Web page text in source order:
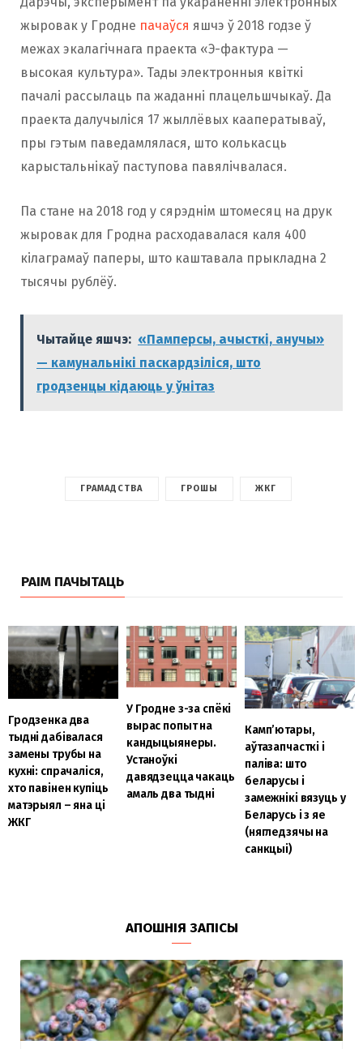
жыровак у Гродне пачаўся яшчэ ў 2018 годзе ў
межах экалагічнага праекта «Э-фактура —
высокая культура». Тады электронныя квіткі
пачалі рассылаць па жаданні плацельшчыкаў. Да
праекта далучыліся 17 жыллёвых кааператываў,
пры гэтым паведамлялася, што колькасць
карыстальнікаў паступова павялічвалася.
Па стане на 2018 год у сярэднім штомесяц на друк
жыровак для Гродна расходавалася каля 400
кілаграмаў паперы, што каштавала прыкладна 2
тысячы рублёў.
Чытайце яшчэ: «Памперсы, ачысткі, анучы»
— камунальнікі паскардзіліся, што
гродзенцы кідаюць у ўнітаз
ГРАМАДСТВА ГРОШЫ ЖКГ
РАІМ ПАЧЫТАЦЬ
Гродзенка два
тыдні дабівалася
замены трубы на
кухні: спрачаліся,
хто павінен купіць
матэрыял – яна ці
ЖКГ
У Гродне з-за спёкі
вырас попыт на
кандыцыянеры.
Устаноўкі
давядзецца чакаць
амаль два тыдні
Камп’ютары,
аўтазапчасткі і
паліва: што
беларусы і
замежнікі вязуць у
Беларусь і з яе
(нягледзячы на
санкцыі)
АПОШНІЯ ЗАПІСЫ